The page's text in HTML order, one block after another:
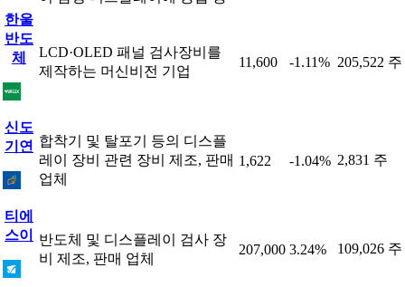
한울
반도
체
LCD·OLED 패널 검사장비를
제작하는 머신비전 기업
11,600 -1.11% 205,522 주
신도
기연 합착기 및 탈포기 등의 디스플
레이 장비 관련 장비 제조, 판매
업체
1,622 -1.04% 2,831 주
티에
스이
반도체 및 디스플레이 검사 장
비 제조, 판매 업체
207,000 3.24% 109,026 주